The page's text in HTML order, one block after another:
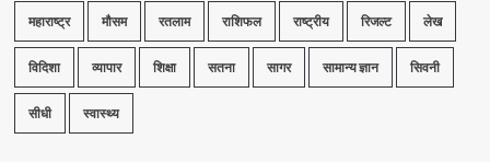
महाराष्ट्र मौसम रतलाम राशिफल राष्ट्रीय रिजल्ट लेख
विदिशा व्यापार शिक्षा सतना सागर सामान्य ज्ञान सिवनी
सीधी स्वास्थ्य